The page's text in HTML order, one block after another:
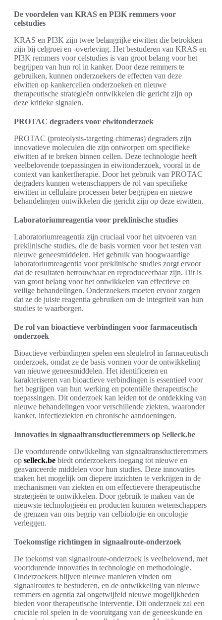
De voordelen van KRAS en PI3K remmers voor
celstudies
KRAS en PI3K zijn twee belangrijke eiwitten die betrokken
zijn bij celgroei en -overleving. Het bestuderen van KRAS en
PI3K remmers voor celstudies is van groot belang voor het
begrijpen van hun rol in kanker. Door deze remmers te
gebruiken, kunnen onderzoekers de effecten van deze
eiwitten op kankercellen onderzoeken en nieuwe
therapeutische strategieën ontwikkelen die gericht zijn op
deze kritieke signalen.
PROTAC degraders voor eiwitonderzoek
PROTAC (proteolysis-targeting chimeras) degraders zijn
innovatieve moleculen die zijn ontworpen om specifieke
eiwitten af te breken binnen cellen. Deze technologie heeft
veelbelovende toepassingen in eiwitonderzoek, vooral in de
context van kankertherapie. Door het gebruik van PROTAC
degraders kunnen wetenschappers de rol van specifieke
eiwitten in cellulaire processen beter begrijpen en nieuwe
behandelingen ontwikkelen die gericht zijn op deze eiwitten.
Laboratoriumreagentia voor preklinische studies
Laboratoriumreagentia zijn cruciaal voor het uitvoeren van
preklinische studies, die de basis vormen voor het testen van
nieuwe geneesmiddelen. Het gebruik van hoogwaardige
laboratoriumreagentia voor preklinische studies zorgt ervoor
dat de resultaten betrouwbaar en reproduceerbaar zijn. Dit is
van groot belang voor het ontwikkelen van effectieve en
veilige behandelingen. Onderzoekers moeten ervoor zorgen
dat ze de juiste reagentia gebruiken om de integriteit van hun
studies te waarborgen.
De rol van bioactieve verbindingen voor farmaceutisch
onderzoek
Bioactieve verbindingen spelen een sleutelrol in farmaceutisch
onderzoek, omdat ze de basis vormen voor de ontwikkeling
van nieuwe geneesmiddelen. Het identificeren en
karakteriseren van bioactieve verbindingen is essentieel voor
het begrijpen van hun werking en potentiële therapeutische
toepassingen. Dit onderzoek kan leiden tot de ontdekking van
nieuwe behandelingen voor verschillende ziekten, waaronder
kanker, infectieziekten en chronische aandoeningen.
Innovaties in signaaltransductieremmers op Selleck.be
De voortdurende ontwikkeling van signaaltransductieremmers
op selleck.be biedt onderzoekers toegang tot nieuwe en
geavanceerde middelen voor hun studies. Deze innovaties
maken het mogelijk om diepere inzichten te verkrijgen in de
mechanismen van ziekten en om effectievere therapeutische
strategieën te ontwikkelen. Door gebruik te maken van de
nieuwste technologieën en producten kunnen wetenschappers
de grenzen van ons begrip van celbiologie en oncologie
verleggen.
Toekomstige richtingen in signaalroute-onderzoek
De toekomst van signaalroute-onderzoek is veelbelovend, met
voortdurende innovaties in technologie en methodologie.
Onderzoekers blijven nieuwe manieren vinden om
signaalroutes te bestuderen, en de ontwikkeling van nieuwe
remmers en agentia zal ongetwijfeld nieuwe mogelijkheden
bieden voor therapeutische interventie. Dit onderzoek zal een
cruciale rol spelen in de vooruitgang van de geneeskunde en